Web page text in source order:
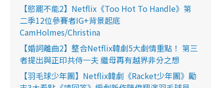
【慾罷不能2】Netflix《Too Hot To Handle》第
二季12位參賽者IG+背景起底
CamHolmes/Christina
【婚詞離曲2】整合Netflix韓劇5大劇情重點！ 第三
者提出與正印共侍一夫 繼母再有越界非分之想
【羽毛球少年團】Netflix韓劇《Racket少年團》勵